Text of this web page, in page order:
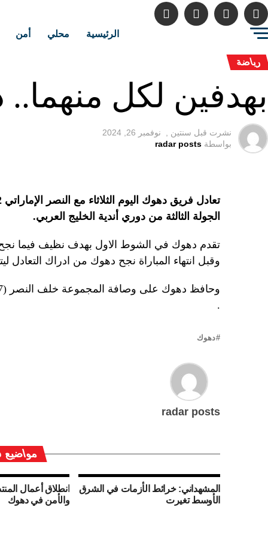
الرئيسية محلي أمن
رياضة
بهدفين لكل منهما..
نشرت قبل سنتين ,
نوفمبر 26, 2024
بواسطة radar posts
الجولة الثالثة من دوري أندية الخليج العربي.
تقدم دهوك في الشوط الاول بهدف نظيف فيما
وقبل انتهاء المباراة نجح دهوك من ادراك التعادل
.
دهوك
radar posts
مواضيع
المشهداني: خرائط الأزمات في الشرق
الأوسط تغيرت
انطلاق أعمال
والأمن في دهوك